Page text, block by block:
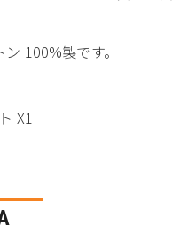
100%製です。
X1